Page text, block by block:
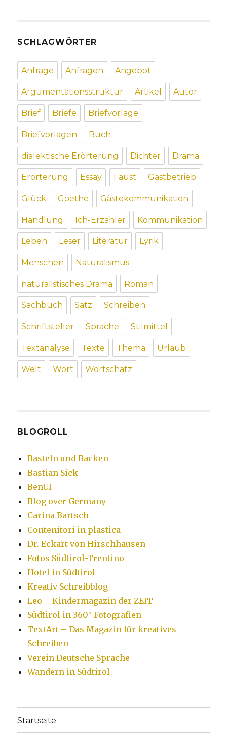
SCHLAGWÖRTER
Anfrage Anfragen Angebot
Argumentationsstruktur Artikel Autor
Brief Briefe Briefvorlage
Briefvorlagen Buch
dialektische Erörterung Dichter Drama
Erörterung Essay Faust Gastbetrieb
Glück Goethe Gästekommunikation
Handlung Ich-Erzähler Kommunikation
Leben Leser Literatur Lyrik
Menschen Naturalismus
naturalistisches Drama Roman
Sachbuch Satz Schreiben
Schriftsteller Sprache Stilmittel
Textanalyse Texte Thema Urlaub
Welt Wort Wortschatz
BLOGROLL
Basteln und Backen
Bastian Sick
BenUI
Blog over Germany
Carina Bartsch
Contenitori in plastica
Dr. Eckart von Hirschhausen
Fotos Südtirol-Trentino
Hotel in Südtirol
Kreativ Schreibblog
Leo – Kindermagazin der ZEIT
Südtirol in 360° Fotografien
TextArt – Das Magazin für kreatives
Schreiben
Verein Deutsche Sprache
Wandern in Südtirol
Startseite